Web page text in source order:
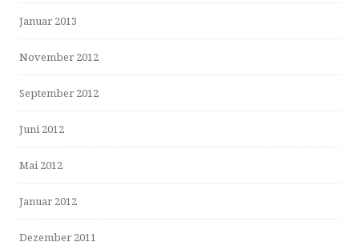
Januar 2013
November 2012
September 2012
Juni 2012
Mai 2012
Januar 2012
Dezember 2011